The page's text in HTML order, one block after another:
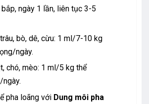
ngày 1 lần, liên tục 3-5
bò, dê, cừu: 1 ml/7-10 kg
ngày.
chó, mèo: 1 ml/5 kg thể
pha loãng với Dung môi pha